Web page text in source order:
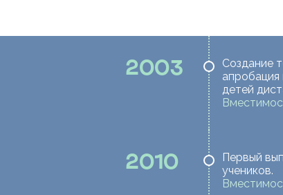
2003
Создание
детей
2010
Первый
учеников.